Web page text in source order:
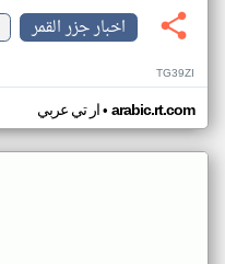
اخبار جزر القمر
TG39ZI
ار تي عربي• arabic.rt.com